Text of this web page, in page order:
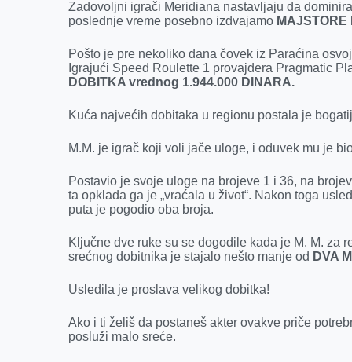
Zadovoljni igrači Meridiana nastavljaju da
poslednje vreme posebno izdvajamo MAJSTORE
Pošto je pre nekoliko dana čovek iz Paraćina
Igrajući Speed Roulette 1 provajdera Pragmatic
DOBITKA vrednog 1.944.000 DINARA.
Kuća najvećih dobitaka u regionu postala je
M.M. je igrač koji voli jače uloge, i oduvek mu je
Postavio je svoje uloge na brojeve 1 i 36, na
ta opklada ga je „vraćala u život“. Nakon toga
puta je pogodio oba broja.
Ključne dve ruke su se dogodile kada je M. M. za
srećnog dobitnika je stajalo nešto manje od DVA
Usledila je proslava velikog dobitka!
Ako i ti želiš da postaneš akter ovakve priče
posluži malo sreće.